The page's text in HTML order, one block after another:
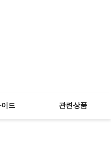
드 관련상품